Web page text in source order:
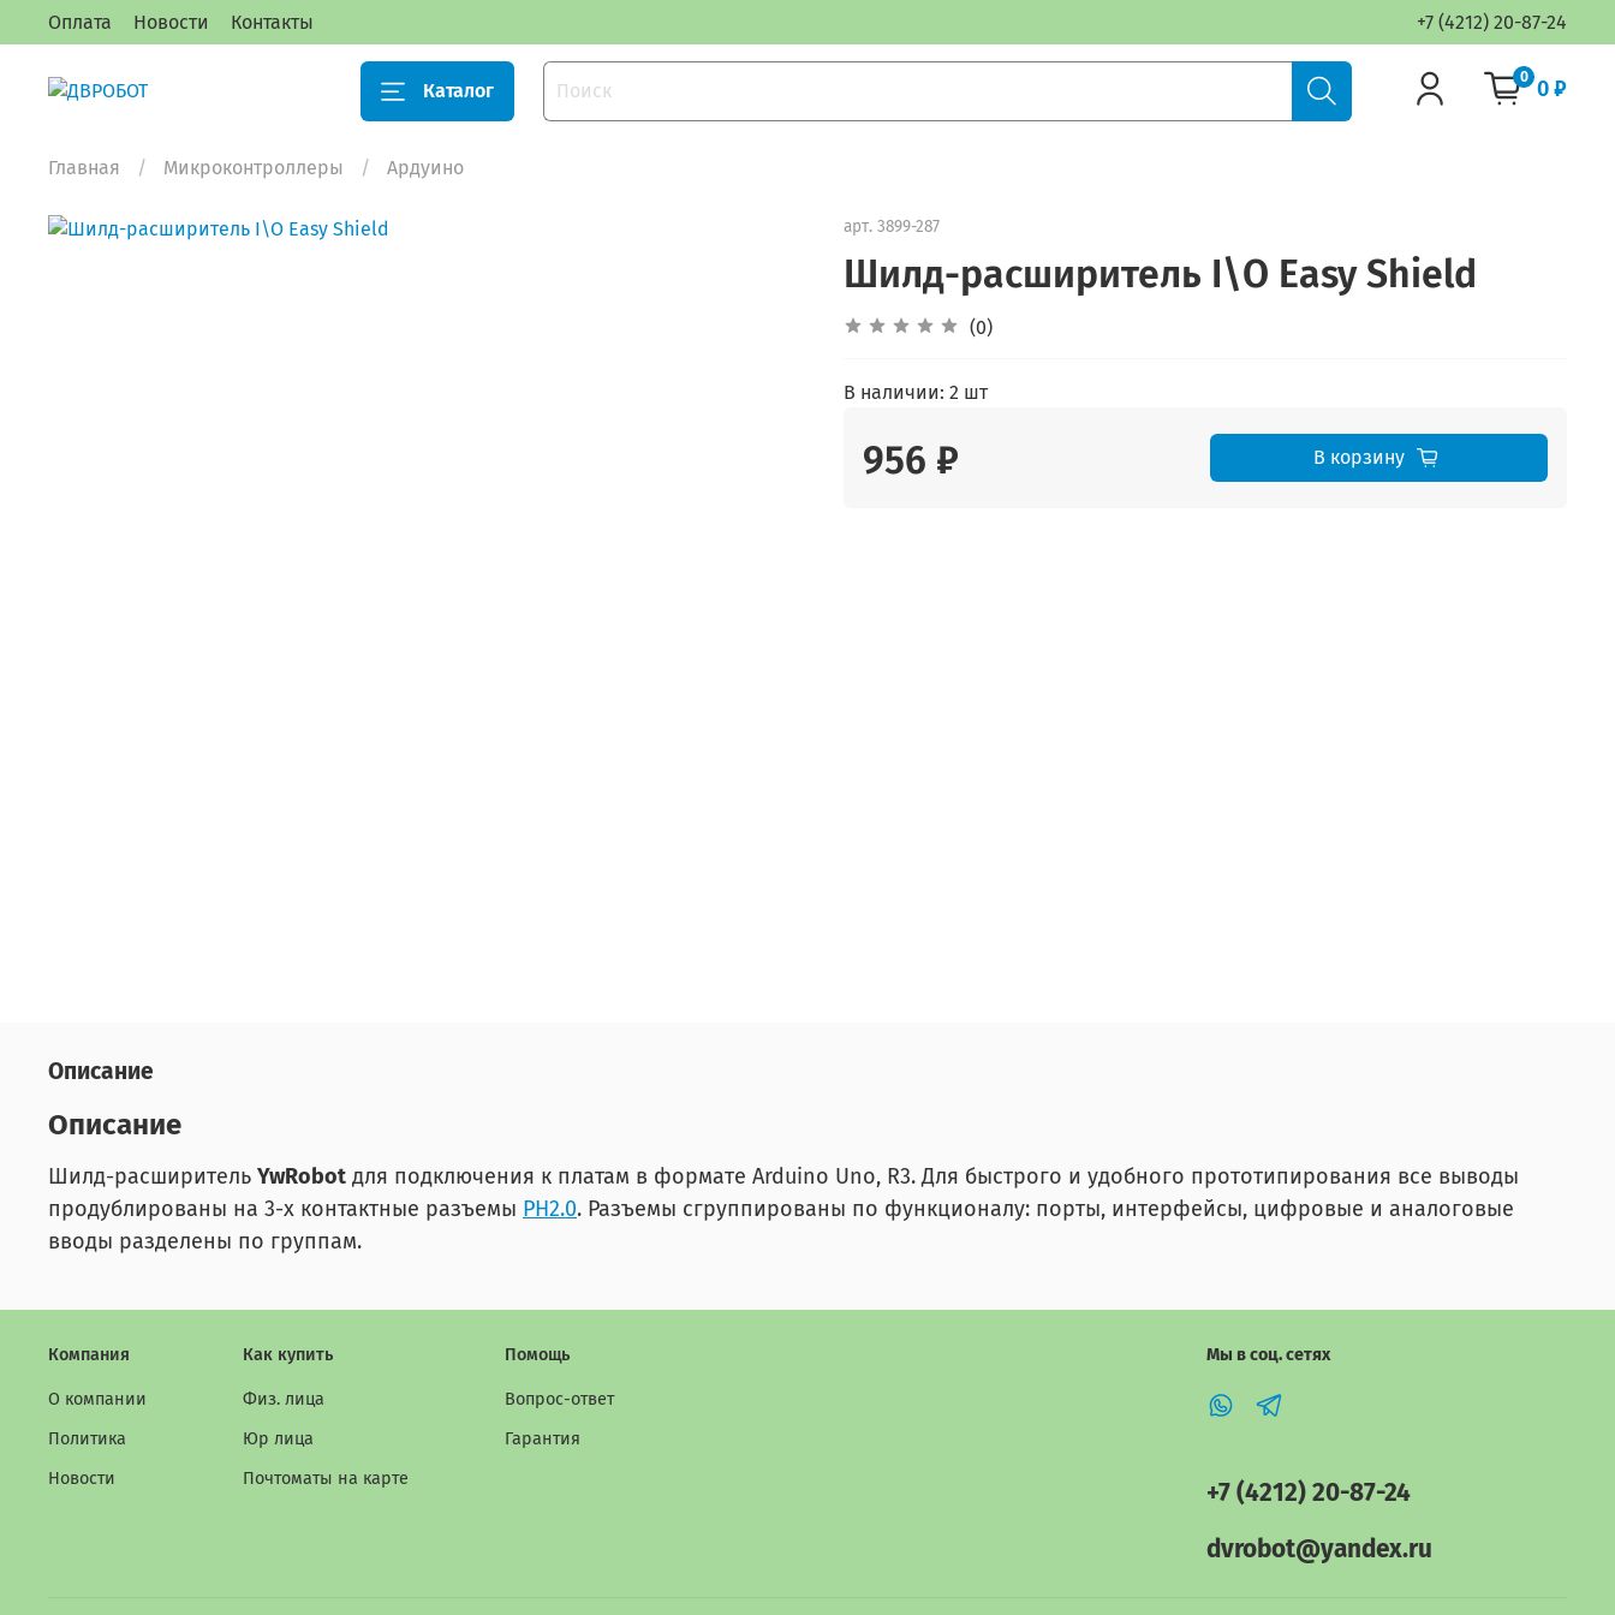
Оплата Новости Контакты +7 (4212) 20-87-24
Каталог
0 0 ₽
Главная Микроконтроллеры Ардуино
арт. 3899-287
Шилд-расширитель I\O Easy Shield
(0)
В наличии: 2 шт
956 ₽ В корзину
Описание
Описание
Шилд-расширитель YwRobot для подключения к платам в формате Arduino Uno, R3. Для быстрого и удобного прототипирования все выводы
продублированы на 3-х контактные разъемы PH2.0. Разъемы сгруппированы по функционалу: порты, интерфейсы, цифровые и аналоговые
вводы разделены по группам.
Компания
О компании
Политика
Новости
Как купить
Физ. лица
Юр лица
Почтоматы на карте
Помощь
Вопрос-ответ
Гарантия
Мы в соц. сетях
+7 (4212) 20-87-24
dvrobot@yandex.ru